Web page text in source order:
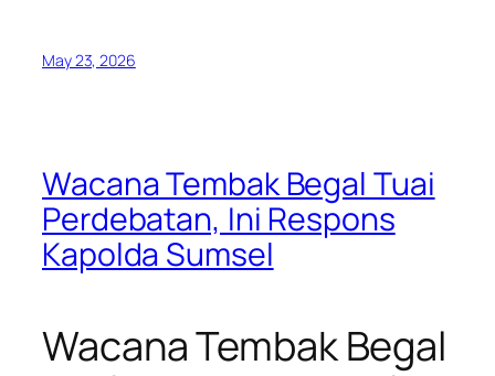
May 23, 2026
Wacana Tembak Begal Tuai
Perdebatan, Ini Respons
Kapolda Sumsel
Wacana Tembak Begal